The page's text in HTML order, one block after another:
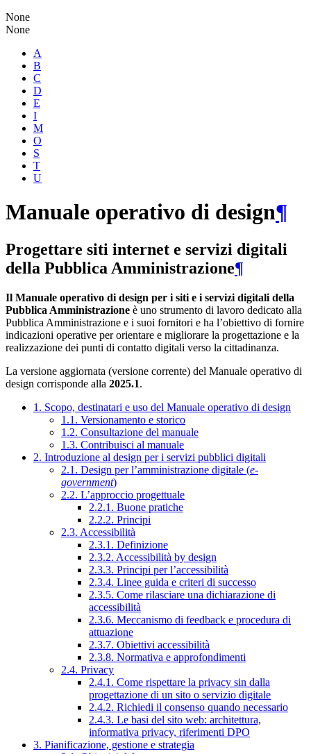
None
None
A
B
C
D
E
I
M
O
S
T
U
Manuale operativo di design¶
Progettare siti internet e servizi digitali
della Pubblica Amministrazione¶
Il Manuale operativo di design per i siti e i servizi digitali della
Pubblica Amministrazione è uno strumento di lavoro dedicato alla
Pubblica Amministrazione e i suoi fornitori e ha l’obiettivo di fornire
indicazioni operative per orientare e migliorare la progettazione e la
realizzazione dei punti di contatto digitali verso la cittadinanza.
La versione aggiornata (versione corrente) del Manuale operativo di
design corrisponde alla 2025.1.
1. Scopo, destinatari e uso del Manuale operativo di design
1.1. Versionamento e storico
1.2. Consultazione del manuale
1.3. Contribuisci al manuale
2. Introduzione al design per i servizi pubblici digitali
2.1. Design per l’amministrazione digitale (e-
government)
2.2. L’approccio progettuale
2.2.1. Buone pratiche
2.2.2. Principi
2.3. Accessibilità
2.3.1. Definizione
2.3.2. Accessibilità by design
2.3.3. Principi per l’accessibilità
2.3.4. Linee guida e criteri di successo
2.3.5. Come rilasciare una dichiarazione di
accessibilità
2.3.6. Meccanismo di feedback e procedura di
attuazione
2.3.7. Obiettivi accessibilità
2.3.8. Normativa e approfondimenti
2.4. Privacy
2.4.1. Come rispettare la privacy sin dalla
progettazione di un sito o servizio digitale
2.4.2. Richiedi il consenso quando necessario
2.4.3. Le basi del sito web: architettura,
informativa privacy, riferimenti DPO
3. Pianificazione, gestione e strategia